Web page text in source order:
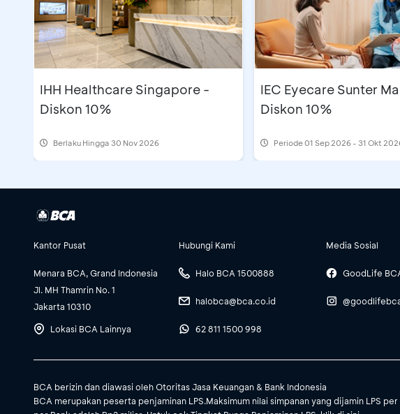
IHH Healthcare Singapore -
Diskon 10%
Berlaku Hingga 30 Nov 2026
IEC Eyecare Sunter
Diskon 10%
Periode01 Sep 2026 - 31 Okt
Kantor Pusat
Menara BCA, Grand Indonesia
Jl. MH Thamrin No. 1
Jakarta 10310
Lokasi BCA Lainnya
Hubungi Kami
Halo BCA 1500888
halobca@bca.co.id
62 811 1500 998
Media Sosial
GoodLife
BCA berizin dan diawasi oleh Otoritas Jasa Keuangan & Bank Indonesia
BCA merupakan peserta penjaminan LPS.Maksimum nilai simpanan yang dijamin LPS per